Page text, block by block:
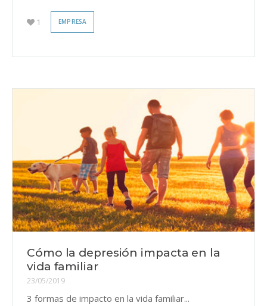
1 EMPRESA
Cómo la depresión impacta en la
vida familiar
23/05/2019
3 formas de impacto en la vida familiar...